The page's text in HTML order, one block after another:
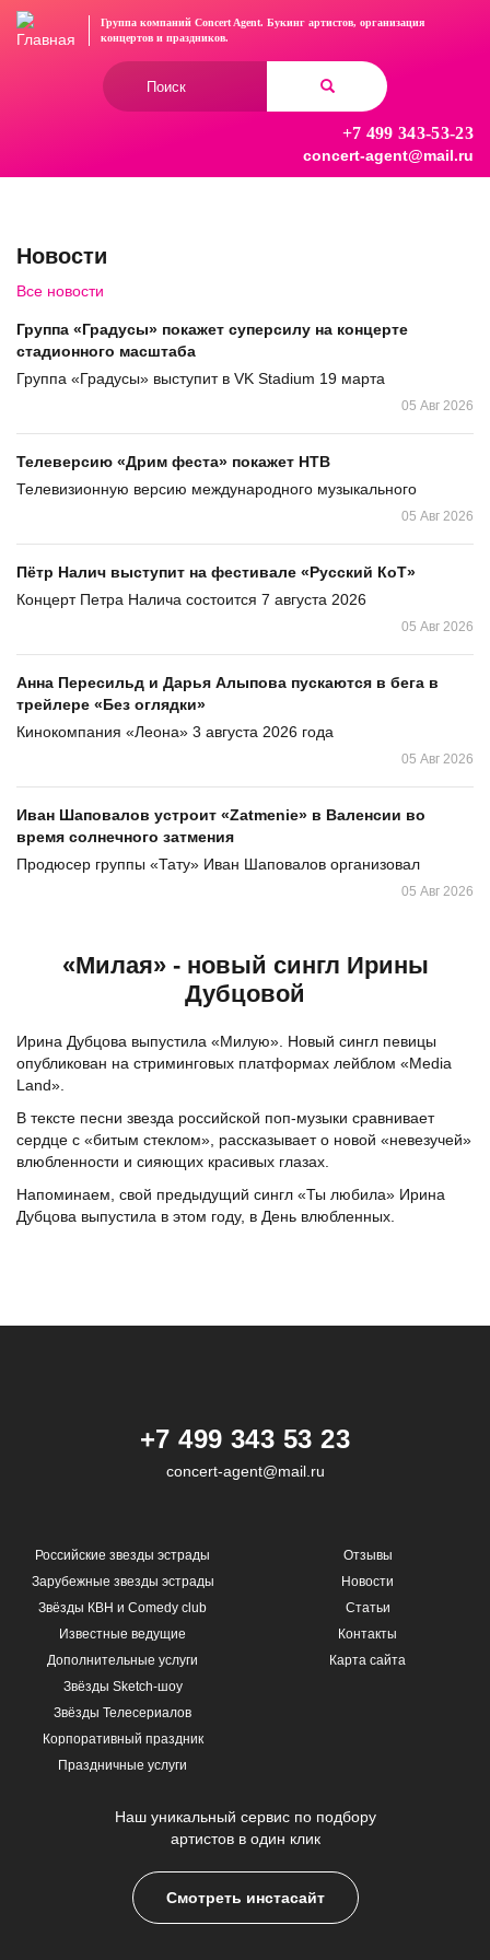
Перейти
Группа компаний Concert Agent. Букинг артистов, организация
концертови праздников.
+7 499 343-53-23
concert-agent@mail.ru
Новости
Все новости
Группа «Градусы» покажет суперсилу на концерте
стадионного масштаба
Группа «Градусы» выступит в VK Stadium 19 марта
05 Авг 2026
Телеверсию «Дрим феста» покажет НТВ
Телевизионную версию международного музыкального
05 Авг 2026
Пётр Налич выступит на фестивале «Русский КоТ»
Концерт Петра Налича состоится 7 августа 2026
05 Авг 2026
Анна Пересильд и Дарья Алыпова пускаются в бега в
трейлере «Без оглядки»
Кинокомпания «Леона» 3 августа 2026 года
05 Авг 2026
Иван Шаповалов устроит «Zatmenie» в Валенсии во
время солнечного затмения
Продюсер группы «Тату» Иван Шаповалов организовал
05 Авг 2026
«Милая» - новый сингл Ирины
Дубцовой
Ирина Дубцова выпустила «Милую». Новый сингл певицы
опубликован на стриминговых платформах лейблом «Media
Land».
В тексте песни звезда российской поп-музыки сравнивает
сердце с «битым стеклом», рассказывает о новой «невезучей»
влюбленности и сияющих красивых глазах.
Напоминаем, свой предыдущий сингл «Ты любила» Ирина
Дубцова выпустила в этом году, в День влюбленных.
+7 499 343 53 23
concert-agent@mail.ru
Российские звезды эстрады
Зарубежные звезды эстрады
Звёзды КВН и Comedy club
Известные ведущие
Дополнительные услуги
Звёзды Sketch-шоу
Звёзды Телесериалов
Корпоративный праздник
Праздничные услуги
Отзывы
Новости
Статьи
Контакты
Карта сайта
Наш уникальный сервис по подбору
артистов в один клик
Смотреть инстасайт